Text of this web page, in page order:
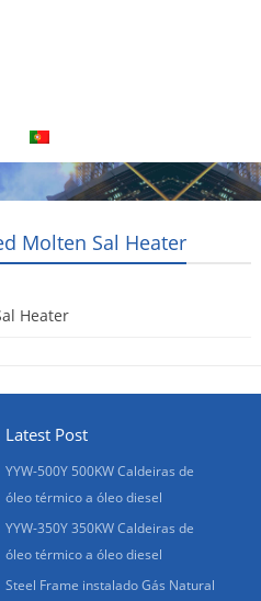
Molten Sal Heater
Heater
Latest Post
YYW-500Y 500KW Caldeiras de
óleo térmico a óleo diesel
YYW-350Y 350KW Caldeiras de
óleo térmico a óleo diesel
Steel Frame instalado Gás Natural